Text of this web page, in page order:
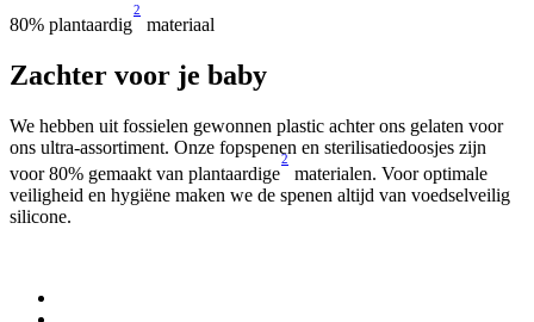
80% plantaardig
2
materiaal
Zachter voor je baby
We hebben uit fossielen gewonnen plastic achter ons gelaten voor
ons ultra-assortiment. Onze fopspenen en sterilisatiedoosjes zijn
voor 80% gemaakt van plantaardige
2
materialen. Voor optimale
veiligheid en hygiëne maken we de spenen altijd van voedselveilig
silicone.